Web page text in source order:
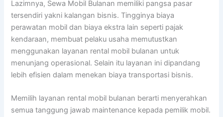
Lazimnya, Sewa Mobil Bulanan memiliki pangsa pasar
tersendiri yakni kalangan bisnis. Tingginya biaya
perawatan mobil dan biaya ekstra lain seperti pajak
kendaraan, membuat pelaku usaha memutustkan
menggunakan layanan rental mobil bulanan untuk
menunjang operasional. Selain itu layanan ini dipandang
lebih efisien dalam menekan biaya transportasi bisnis.
Memilih layanan rental mobil bulanan berarti menyerahkan
semua tanggung jawab maintenance kepada pemilik mobil.